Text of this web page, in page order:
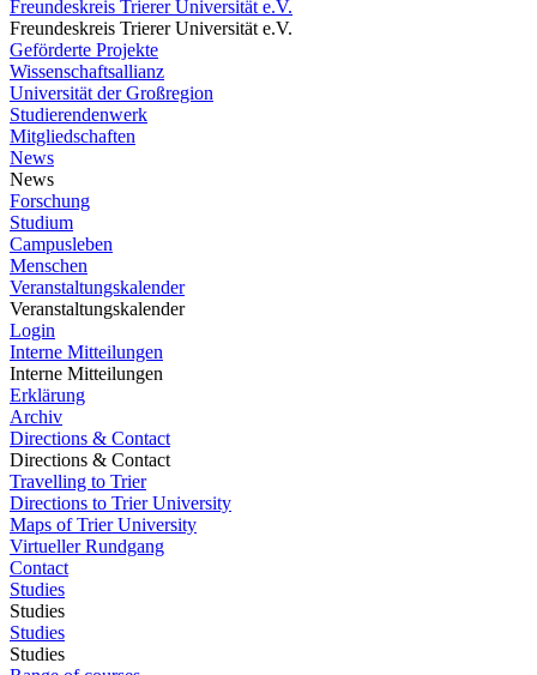
Freundeskreis Trierer Universität e.V.
Freundeskreis Trierer Universität e.V.
Geförderte Projekte
Wissenschaftsallianz
Universität der Großregion
Studierendenwerk
Mitgliedschaften
News
News
Forschung
Studium
Campusleben
Menschen
Veranstaltungskalender
Veranstaltungskalender
Login
Interne Mitteilungen
Interne Mitteilungen
Erklärung
Archiv
Directions & Contact
Directions & Contact
Travelling to Trier
Directions to Trier University
Maps of Trier University
Virtueller Rundgang
Contact
Studies
Studies
Studies
Studies